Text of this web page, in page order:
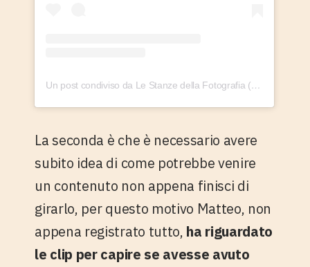
Un post condiviso da Le Stanze della Fotografia (@lestanzedellafotografia)
La seconda è che è necessario avere
subito idea di come potrebbe venire
un contenuto non appena finisci di
girarlo, per questo motivo Matteo, non
appena registrato tutto, ha riguardato
le clip per capire se avesse avuto